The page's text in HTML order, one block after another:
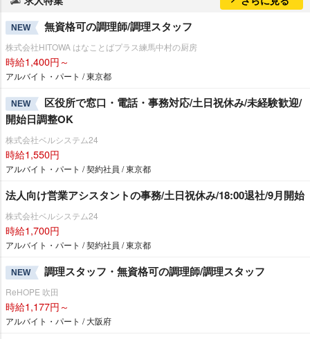
NEW 無資格可の調理師/調理スタッフ
株式会社HITOWA はなことばプラス練馬中村の厨房
時給1,400円～
アルバイト・パート / 東京都
NEW
区役所で窓口・電話・事務対応/土日祝休み/未経験歓迎/
開始日調整OK
株式会社ベルシステム24
時給1,550円
アルバイト・パート / 契約社員 / 東京都
法人向け営業アシスタントの事務/土日祝休み/18:00退社/9月開始
株式会社ベルシステム24
時給1,700円
アルバイト・パート / 契約社員 / 東京都
NEW 調理スタッフ・無資格可の調理師/調理スタッフ
ReHOPE 吹田
時給1,177円～
アルバイト・パート / 大阪府